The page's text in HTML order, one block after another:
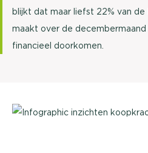
blijkt dat maar liefst 22% van
maakt over de
financieel doorkomen.